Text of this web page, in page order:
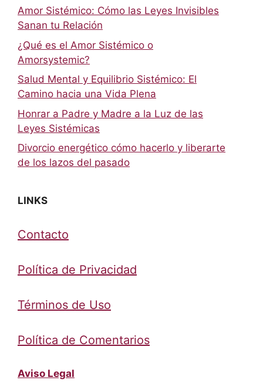
Amor Sistémico: Cómo las Leyes Invisibles
Sanan tu Relación
¿Qué es el Amor Sistémico o
Amorsystemic?
Salud Mental y Equilibrio Sistémico: El
Camino hacia una Vida Plena
Honrar a Padre y Madre a la Luz de las
Leyes Sistémicas
Divorcio energético cómo hacerlo y liberarte
de los lazos del pasado
LINKS
Contacto
Política de Privacidad
Términos de Uso
Política de Comentarios
Aviso Legal